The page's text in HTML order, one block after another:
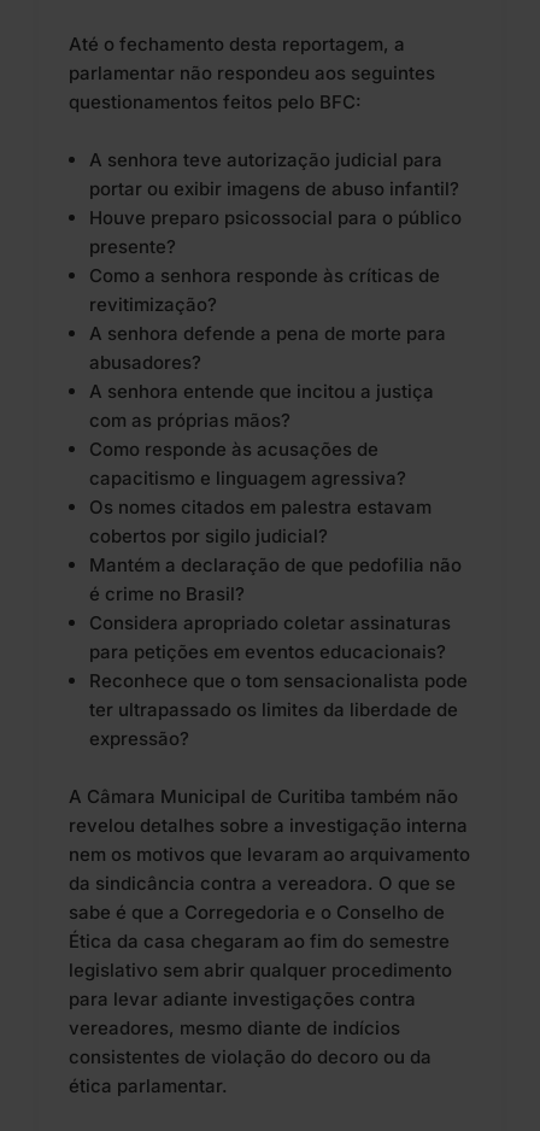
Até o fechamento desta reportagem, a
parlamentar não respondeu aos seguintes
questionamentos feitos pelo BFC:
A senhora teve autorização judicial para
portar ou exibir imagens de abuso infantil?
Houve preparo psicossocial para o público
presente?
Como a senhora responde às críticas de
revitimização?
A senhora defende a pena de morte para
abusadores?
A senhora entende que incitou a justiça
com as próprias mãos?
Como responde às acusações de
capacitismo e linguagem agressiva?
Os nomes citados em palestra estavam
cobertos por sigilo judicial?
Mantém a declaração de que pedofilia não
é crime no Brasil?
Considera apropriado coletar assinaturas
para petições em eventos educacionais?
Reconhece que o tom sensacionalista pode
ter ultrapassado os limites da liberdade de
expressão?
A Câmara Municipal de Curitiba também não
revelou detalhes sobre a investigação interna
nem os motivos que levaram ao arquivamento
da sindicância contra a vereadora. O que se
sabe é que a Corregedoria e o Conselho de
Ética da casa chegaram ao fim do semestre
legislativo sem abrir qualquer procedimento
para levar adiante investigações contra
vereadores, mesmo diante de indícios
consistentes de violação do decoro ou da
ética parlamentar.